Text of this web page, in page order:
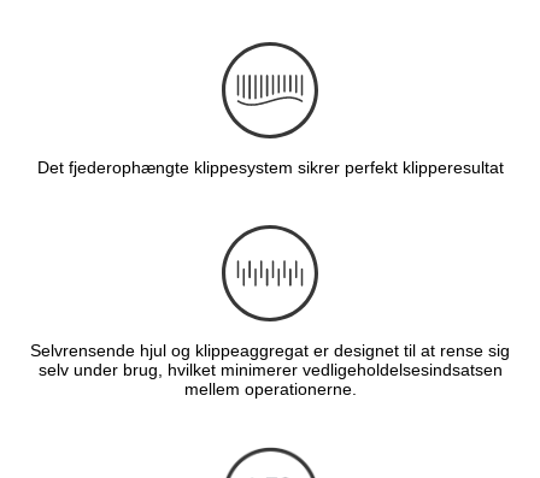
Det fjederophængte klippesystem sikrer perfekt klipperesultat
Selvrensende hjul og klippeaggregat er designet til at rense sig
selv under brug, hvilket minimerer vedligeholdelsesindsatsen
mellem operationerne.